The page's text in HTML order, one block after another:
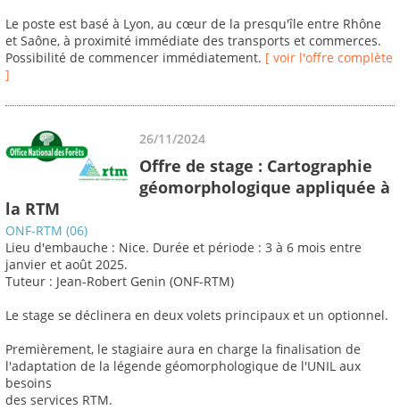
Le poste est basé à Lyon, au cœur de la presqu'île entre Rhône
et Saône, à proximité immédiate des transports et commerces.
Possibilité de commencer immédiatement. [ voir l'offre complète
]
26/11/2024
Offre de stage : Cartographie
géomorphologique appliquée à
la RTM
ONF-RTM (06)
Lieu d'embauche : Nice. Durée et période : 3 à 6 mois entre
janvier et août 2025.
Tuteur : Jean-Robert Genin (ONF-RTM)
Le stage se déclinera en deux volets principaux et un optionnel.
Premièrement, le stagiaire aura en charge la finalisation de
l'adaptation de la légende géomorphologique de l'UNIL aux
besoins
des services RTM.